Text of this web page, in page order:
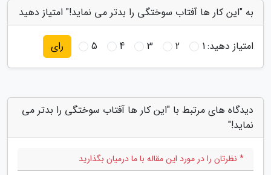
به "این کار ها آفتاب سوختگی را بدتر می نماید!" امتیاز دهید
امتیاز دهید:1
2
3
4
5 رای
دیدگاه های مرتبط با "این کار ها آفتاب سوختگی را بدتر می
نماید!"
* نظرتان را در مورد این مقاله با ما درمیان بگذارید